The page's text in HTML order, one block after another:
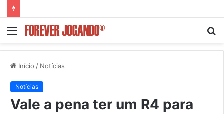
Menu
Início / Notícias
Notícias
Vale a pena ter um R4 para